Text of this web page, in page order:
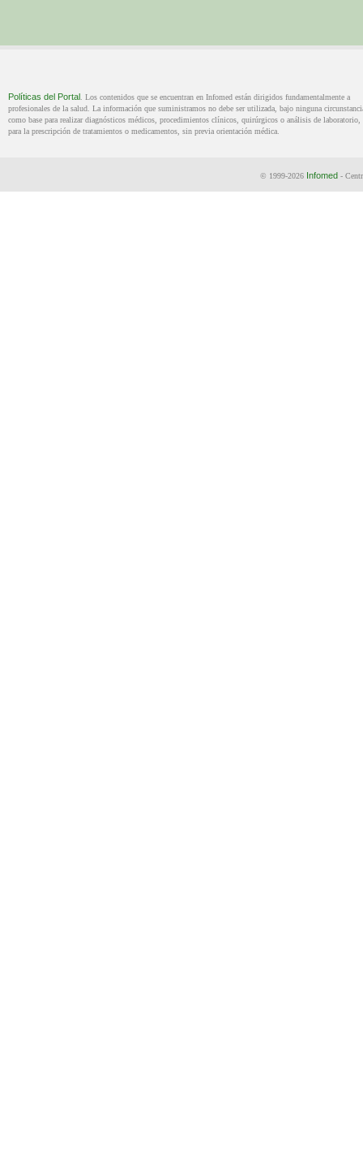
Políticas del Portal . Los contenidos que se encuentran en Infomed están dirigidos fundamentalmente a
profesionales de la salud. La información que suministramos no debe ser utilizada, bajo ninguna
como base para realizar diagnósticos médicos, procedimientos clínicos, quirúrgicos o análisis de laboratorio,
para la prescripción de tratamientos o medicamentos, sin previa orientación médica.
© 1999-2026 Infomed -